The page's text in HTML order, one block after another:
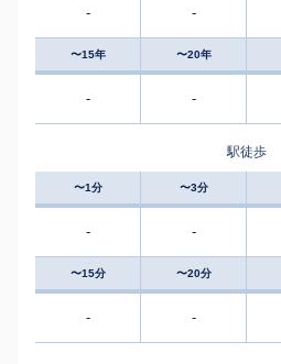
- -
〜15年 〜20年
- -
駅徒歩
〜1分 〜3分
- -
〜15分 〜20分
- -